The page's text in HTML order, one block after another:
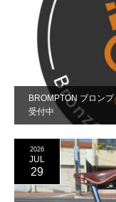
BROMPTON ブロン
受付中
2026
JUL
29